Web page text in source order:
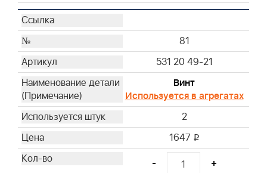
81
531 20 49-21
Винт
Используется в агрегатах
2
1647 i
- +